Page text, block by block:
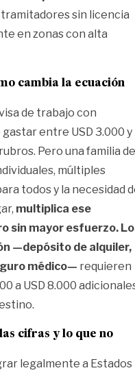
sin licencia
en zonas con alta
cambia la ecuación
de trabajo con
entre USD 3.000 y
Pero una familia de
múltiples
todos y la necesidad
multiplica ese
sin mayor esfuerzo.
—depósito de alquiler,
médico— requieren
a USD 8.000
cifras y lo que no
legalmente a Estados